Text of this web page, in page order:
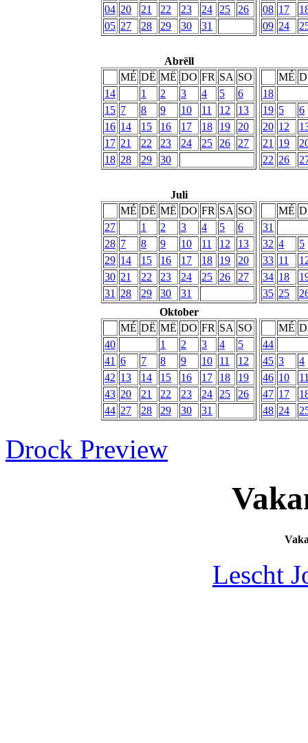
04 20 21 22 23 24 25
26
05 27 28 29 30 31
08 17
09 24
Abrëll
MÉ DË MË DO FR SA SO
14
1 2 3 4 5
6
15 7 8 9 10 11 12
13
16 14 15 16 17 18 19
20
17 21 22 23 24 25 26
27
18 28 29 30
MÉ
18
19 5
6
20 12
21
19
22 26
Juli
MÉ DË MË DO FR SA SO
27
1 2 3 4 5
6
28 7 8 9 10 11 12
13
29 14 15 16 17 18 19
20
30 21 22 23 24 25 26
27
31
28 29 30 31
MÉ
31
32 4
5
33 11
34 18
35 25
Oktober
MÉ DË MË DO FR SA SO
40
1 2 3 4
5
41 6 7 8 9 10 11
12
42 13 14 15 16 17 18
19
43 20 21 22 23 24 25
26
44 27 28 29 30 31
MÉ
44
45 3
4
46 10
47 17
48 24
Drock Preview
Lescht